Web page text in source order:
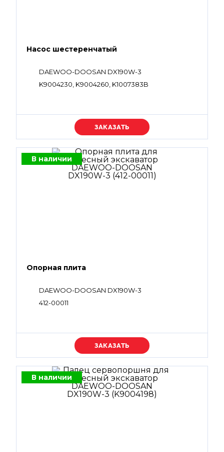
Насос шестеренчатый
DAEWOO-DOOSAN DX190W-3
K9004230, K9004260, K1007383B
Уточняйте цену
В наличии
Опорная плита
DAEWOO-DOOSAN DX190W-3
412-00011
Уточняйте цену
В наличии